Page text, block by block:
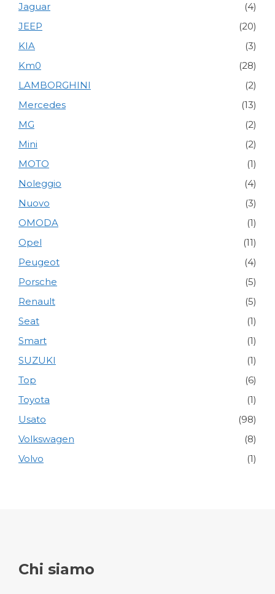
Jaguar
(4)
JEEP
(20)
KIA
(3)
Km0
(28)
LAMBORGHINI
(2)
Mercedes
(13)
MG
(2)
Mini
(2)
MOTO
(1)
Noleggio
(4)
Nuovo
(3)
OMODA
(1)
Opel
(11)
Peugeot
(4)
Porsche
(5)
Renault
(5)
Seat
(1)
Smart
(1)
SUZUKI
(1)
Top
(6)
Toyota
(1)
Usato
(98)
Volkswagen
(8)
Volvo
(1)
Chi siamo